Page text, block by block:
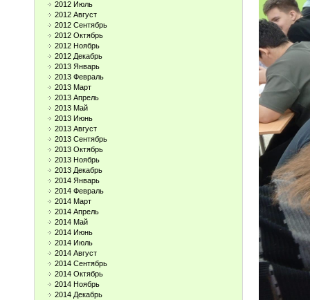
2012 Июль
2012 Август
2012 Сентябрь
2012 Октябрь
2012 Ноябрь
2012 Декабрь
2013 Январь
2013 Февраль
2013 Март
2013 Апрель
2013 Май
2013 Июнь
2013 Август
2013 Сентябрь
2013 Октябрь
2013 Ноябрь
2013 Декабрь
2014 Январь
2014 Февраль
2014 Март
2014 Апрель
2014 Май
2014 Июнь
2014 Июль
2014 Август
2014 Сентябрь
2014 Октябрь
2014 Ноябрь
2014 Декабрь